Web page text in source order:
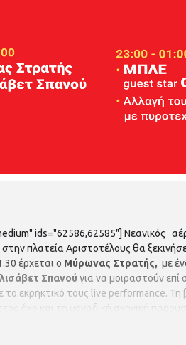
ids="62586,62585"] Νεανικός
πλατεία Αριστοτέλους θα
έρχεται ο Μύρωνας Στρατής, με
Σπανού για να μοιραστούν
εκρηκτικό τους live performance. Τη
ήχο και τη μοναδική σκηνική
Μαζί με τους ΜΠΛΕ θα